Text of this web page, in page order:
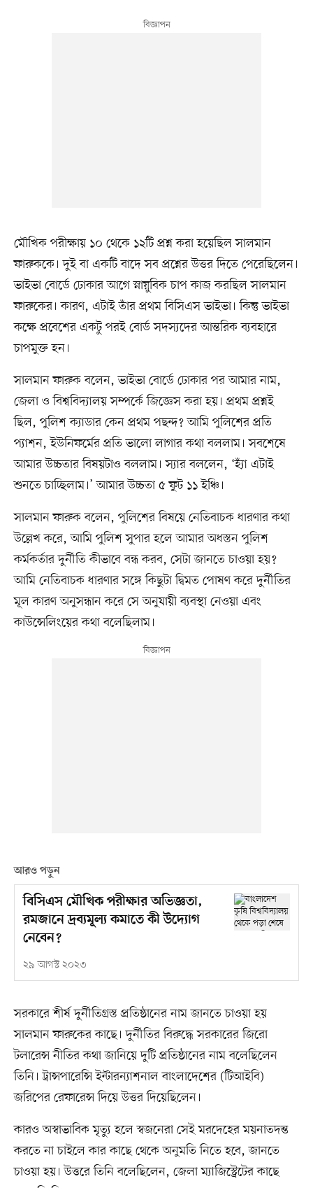
মৌখিক পরীক্ষায় ১০ থেকে ১২টি প্রশ্ন করা হয়েছিল সালমান
ফারুককে। দুই বা একটি বাদে সব প্রশ্নের উত্তর দিতে পেরেছিলেন।
ভাইভা বোর্ডে ঢোকার আগে স্নায়ুবিক চাপ কাজ করছিল সালমান
ফারুকের। কারণ, এটাই তাঁর প্রথম বিসিএস ভাইভা। কিন্তু ভাইভা
কক্ষে প্রবেশের একটু পরই বোর্ড সদস্যদের আন্তরিক ব্যবহারে
চাপমুক্ত হন।
সালমান ফারুক বলেন, ভাইভা বোর্ডে ঢোকার পর আমার নাম,
জেলা ও বিশ্ববিদ্যালয় সম্পর্কে জিজ্ঞেস করা হয়। প্রথম প্রশ্নই
ছিল, পুলিশ ক্যাডার কেন প্রথম পছন্দ? আমি পুলিশের প্রতি
প্যাশন, ইউনিফর্মের প্রতি ভালো লাগার কথা বললাম। সবশেষে
আমার উচ্চতার বিষয়টাও বললাম। স্যার বললেন, ‘হ্যাঁ এটাই
শুনতে চাচ্ছিলাম।’ আমার উচ্চতা ৫ ফুট ১১ ইঞ্চি।
সালমান ফারুক বলেন, পুলিশের বিষয়ে নেতিবাচক ধারণার কথা
উল্লেখ করে, আমি পুলিশ সুপার হলে আমার অধস্তন পুলিশ
কর্মকর্তার দুর্নীতি কীভাবে বন্ধ করব, সেটা জানতে চাওয়া হয়?
আমি নেতিবাচক ধারণার সঙ্গে কিছুটা দ্বিমত পোষণ করে দুর্নীতির
মূল কারণ অনুসন্ধান করে সে অনুযায়ী ব্যবস্থা নেওয়া এবং
কাউন্সেলিংয়ের কথা বলেছিলাম।
আরও পড়ুন
বিসিএস মৌখিক পরীক্ষার অভিজ্ঞতা,
রমজানে দ্রব্যমূল্য কমাতে কী উদ্যোগ
নেবেন?
২৯ আগস্ট ২০২৩
সরকারে শীর্ষ দুর্নীতিগ্রস্ত প্রতিষ্ঠানের নাম জানতে চাওয়া হয়
সালমান ফারুকের কাছে। দুর্নীতির বিরুদ্ধে সরকারের জিরো
টলারেন্স নীতির কথা জানিয়ে দুটি প্রতিষ্ঠানের নাম বলেছিলেন
তিনি। ট্রান্সপারেন্সি ইন্টারন্যাশনাল বাংলাদেশের (টিআইবি)
জরিপের রেফারেন্স দিয়ে উত্তর দিয়েছিলেন।
কারও অস্বাভাবিক মৃত্যু হলে স্বজনেরা সেই মরদেহের ময়নাতদন্ত
করতে না চাইলে কার কাছে থেকে অনুমতি নিতে হবে, জানতে
চাওয়া হয়। উত্তরে তিনি বলেছিলেন, জেলা ম্যাজিস্ট্রেটের কাছে